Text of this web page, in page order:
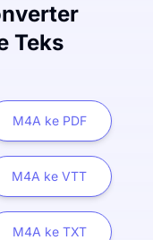
Teks
M4A ke PDF
M4A ke VTT
M4A ke TXT